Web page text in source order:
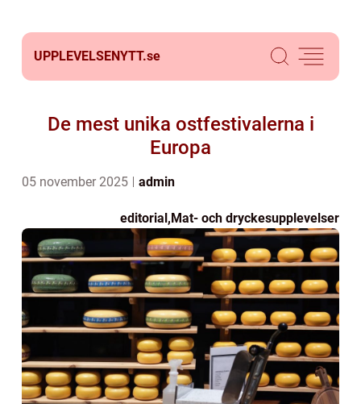
UPPLEVELSENYTT.se
De mest unika ostfestivalerna i
Europa
05 november 2025 admin
editorial,Mat- och dryckesupplevelser